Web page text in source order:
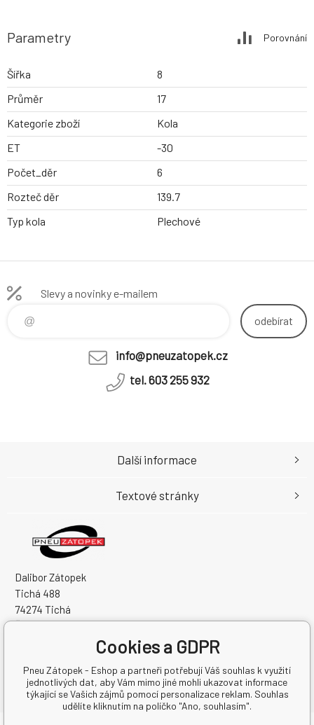
Parametry Porovnání
Šířka
8
Průměr
17
Kategorie zboží
Kola
ET
-30
Počet_děr
6
Rozteč děr
139.7
Typ kola
Plechové
Slevy a novinky e-mailem
odebírat
info@pneuzatopek.cz
tel. 603 255 932
Dalibor Zátopek
Tichá 488
74274 Tichá
Česká Republika
DIČ: CZ7504094994
Další informace
Textové stránky
Cookies a GDPR
Pneu Zátopek - Eshop a partneři potřebují Váš souhlas k využití
jednotlivých dat, aby Vám mimo jiné mohli ukazovat informace
týkající se Vašich zájmů pomocí personalizace reklam. Souhlas
udělíte kliknutím na políčko "Ano, souhlasím".